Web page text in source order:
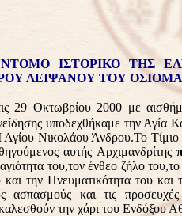
ΙΣΤΟΡΙΚΟ ΤΗΣ
ΛΕΙΨΑΝΟΥ ΤΟΥ
29 Οκτωβρίου 2000 με
υποδεχθήκαμε την Αγία
Νικολάου Άνδρου.Το
αυτής Αρχιμανδρίτης
του,τον ένθεο ζήλο
και την Πνευματικότητα του
ασπασμούς και τις
την χάρι του Ενδόξου